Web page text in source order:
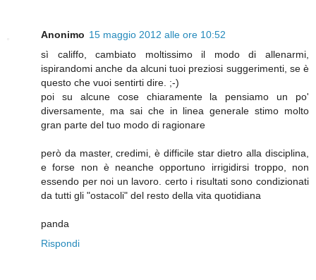
Anonimo 15 maggio 2012 alle ore 10:52
sì califfo, cambiato moltissimo il modo di allenarmi,
ispirandomi anche da alcuni tuoi preziosi suggerimenti, se è
questo che vuoi sentirti dire. ;-)
poi su alcune cose chiaramente la pensiamo un po'
diversamente, ma sai che in linea generale stimo molto
gran parte del tuo modo di ragionare
però da master, credimi, è difficile star dietro alla disciplina,
e forse non è neanche opportuno irrigidirsi troppo, non
essendo per noi un lavoro. certo i risultati sono condizionati
da tutti gli "ostacoli" del resto della vita quotidiana
panda
Rispondi